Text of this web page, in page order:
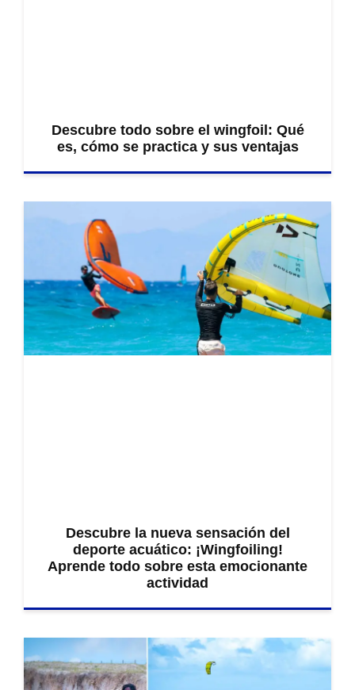
Descubre todo sobre el wingfoil: Qué
es, cómo se practica y sus ventajas
Descubre la nueva sensación del
deporte acuático: ¡Wingfoiling!
Aprende todo sobre esta emocionante
actividad